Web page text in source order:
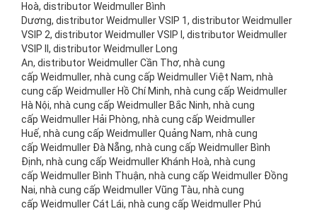
Hoà, distributor Weidmuller Bình
Dương, distributor Weidmuller VSIP 1, distributor Weidmuller
VSIP 2, distributor Weidmuller VSIP I, distributor Weidmuller
VSIP II, distributor Weidmuller Long
An, distributor Weidmuller Cần Thơ, nhà cung
cấp Weidmuller, nhà cung cấp Weidmuller Việt Nam, nhà
cung cấp Weidmuller Hồ Chí Minh, nhà cung cấp Weidmuller
Hà Nội, nhà cung cấp Weidmuller Bắc Ninh, nhà cung
cấp Weidmuller Hải Phòng, nhà cung cấp Weidmuller
Huế, nhà cung cấp Weidmuller Quảng Nam, nhà cung
cấp Weidmuller Đà Nẵng, nhà cung cấp Weidmuller Bình
Định, nhà cung cấp Weidmuller Khánh Hoà, nhà cung
cấp Weidmuller Bình Thuận, nhà cung cấp Weidmuller Đồng
Nai, nhà cung cấp Weidmuller Vũng Tàu, nhà cung
cấp Weidmuller Cát Lái, nhà cung cấp Weidmuller Phú